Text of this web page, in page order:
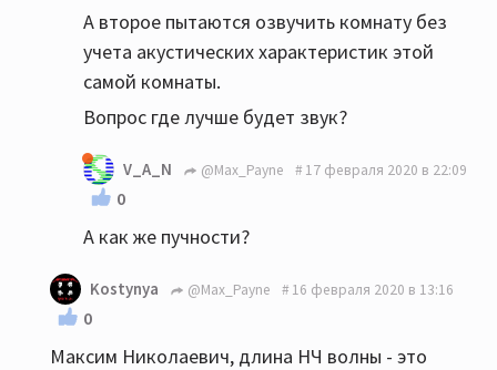
А второе пытаются озвучить комнату без
учета акустических характеристик этой
самой комнаты.
Вопрос где лучше будет звук?
V_A_N @Max_Payne 17 февраля 2020 в 22:09
0
А как же пучности?
Kostynya @Max_Payne 16 февраля 2020 в 13:16
0
Максим Николаевич, длина НЧ волны - это